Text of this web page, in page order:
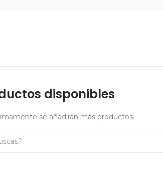
disponibles
se añadirán más productos.